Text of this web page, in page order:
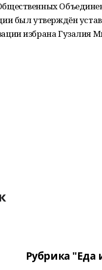
был утверждён
избрана Гузалия
Рубрика "Еда